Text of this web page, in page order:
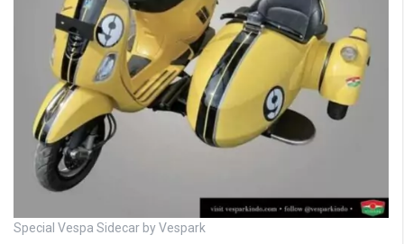
Special Vespa Sidecar by Vespark